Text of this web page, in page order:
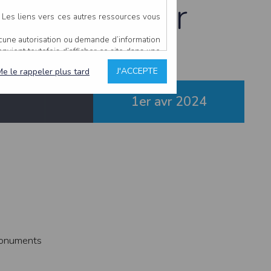
Gontier
1er avr 2024
liens vers ces autres ressources vous
autorisation ou demande d’information
toutefois d’afficher ce site dans une
estime non conforme à l’objet du site
comme étant fiables.
typographiques.
sur ce site.
avoir fait l’objet de mises à jour. En
prend connaissance.
l’utilisateur, qui assume la totalité des
l’interprétation ou de l’utilisation des
hors du contrôle de l’EDITEUR, et
services.
J'ACCEPTE
le rappeler plus tard